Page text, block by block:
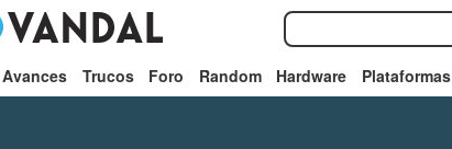
Avances Trucos Foro Random Hardware Plataformas